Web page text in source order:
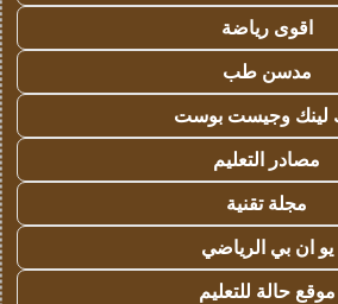
اقوى رياضة
مدسن طب
لينك وجيست بوست
مصادر التعليم
مجلة تقنية
يو ان بي الرياضي
موقع حالة للتعليم